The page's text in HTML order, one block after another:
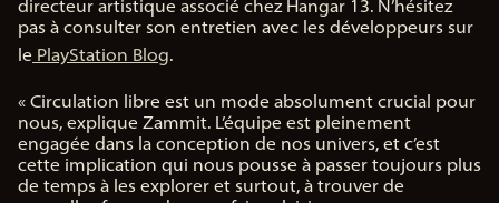
En
cliq
uan
sur
Jou
er,
vou
s
directeur artistique associé chez Hangar 13. N’hésitez
pas à consulter son entretien avec les développeurs sur
le PlayStation Blog.
« Circulation libre est un mode absolument crucial pour
nous, explique Zammit. L’équipe est pleinement
engagée dans la conception de nos univers, et c’est
cette implication qui nous pousse à passer toujours plus
de temps à les explorer et surtout, à trouver de